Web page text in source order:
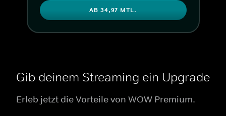
AB 34,97 MTL.
Gib deinem Streaming ein Upgrade
Erleb jetzt die Vorteile von WOW Premium.